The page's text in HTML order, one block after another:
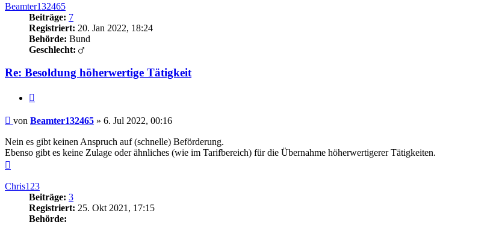
Beamter132465
Beiträge: 7
Registriert: 20. Jan 2022, 18:24
Behörde: Bund
Geschlecht:
Re: Besoldung höherwertige Tätigkeit
Beitrag
von Beamter132465 » 6. Jul 2022, 00:16
Nein es gibt keinen Anspruch auf (schnelle) Beförderung.
Ebenso gibt es keine Zulage oder ähnliches (wie im Tarifbereich) für die Übernahme höherwertigerer Tätigkeiten.
Chris123
Beiträge: 3
Registriert: 25. Okt 2021, 17:15
Behörde: